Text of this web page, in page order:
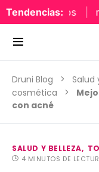
Tendencias:
Druni Blog Salud
cosmética
con acné
SALUD Y BELLEZA
4 MINUTOS DE